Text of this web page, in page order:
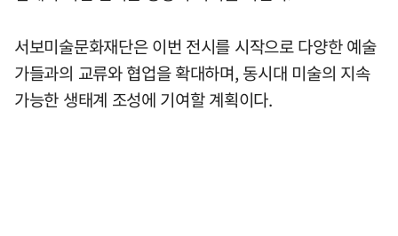
서보미술문화재단은 이번 전시를 시작으로 다양한 예술
가들과의 교류와 협업을 확대하며, 동시대 미술의 지속
가능한 생태계 조성에 기여할 계획이다.